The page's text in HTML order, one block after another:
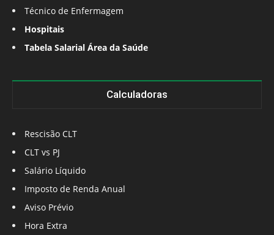
Técnico de Enfermagem
Hospitais
Tabela Salarial Área da Saúde
Calculadoras
Rescisão CLT
CLT vs PJ
Salário Líquido
Imposto de Renda Anual
Aviso Prévio
Hora Extra